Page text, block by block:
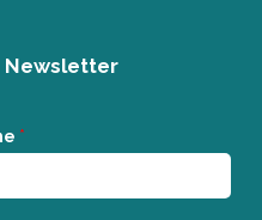
Newsletter
*